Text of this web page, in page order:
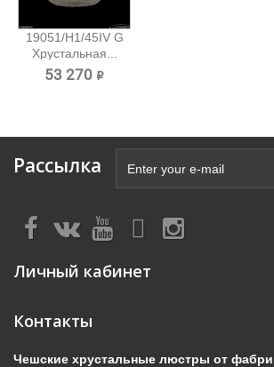
19051/H1/45IV G
Хрустальная...
53 270 ₽
Рассылка
Личный кабинет
Контакты
Чешские хрустальные люстры от